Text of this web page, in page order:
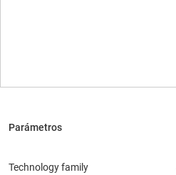
Technology family